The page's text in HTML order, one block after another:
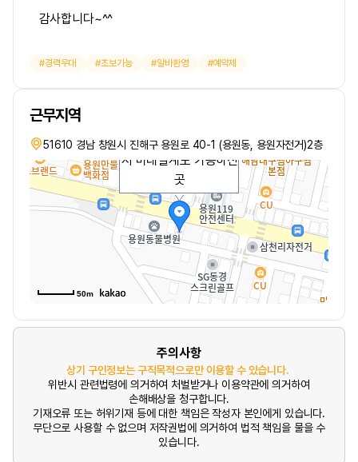
감사합니다~^^
경력우대 초보가능 알바환영 예약제
근무지역
51610 경남 창원시 진해구 용원로 40-1 (용원동, 용원자전거)2층
수입은 물론 대우받으면
서 미래설계도 가능하신
곳
50m
주의사항
상기 구인정보는 구직목적으로만 이용할 수 있습니다.
위반시 관련법령에 의거하여 처벌받거나 이용약관에 의거하여
손해배상을 청구합니다.
기재오류 또는 허위기재 등에 대한 책임은 작성자 본인에게 있습니다.
무단으로 사용할 수 없으며 저작권법에 의거하여 법적 책임을 물을 수
있습니다.